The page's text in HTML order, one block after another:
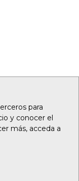
para
y conocer el
más, acceda a